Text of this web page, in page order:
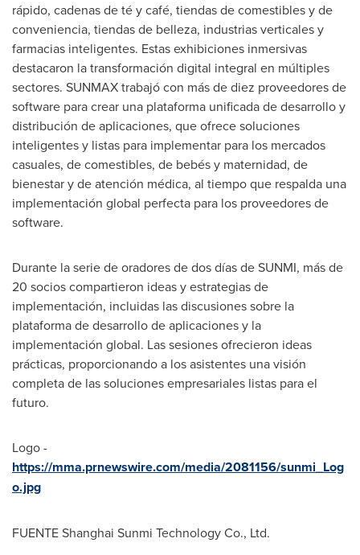
rápido, cadenas de té y café, tiendas de comestibles y de
conveniencia, tiendas de belleza, industrias verticales y
farmacias inteligentes. Estas exhibiciones inmersivas
destacaron la transformación digital integral en múltiples
sectores. SUNMAX trabajó con más de diez proveedores de
software para crear una plataforma unificada de desarrollo y
distribución de aplicaciones, que ofrece soluciones
inteligentes y listas para implementar para los mercados
casuales, de comestibles, de bebés y maternidad, de
bienestar y de atención médica, al tiempo que respalda una
implementación global perfecta para los proveedores de
software.
Durante laserie de oradores de dos días de SUNMI, más de
20 socios compartieron ideas y estrategias de
implementación, incluidas las discusiones sobre la
plataforma de desarrollo de aplicaciones y la
implementación global. Las sesiones ofrecieron ideas
prácticas, proporcionando a los asistentes una visión
completa de las soluciones empresariales listas para el
futuro.
Logo -
https://mma.prnewswire.com/media/2081156/sunmi_Log
o.jpg
FUENTE Shanghai Sunmi Technology Co., Ltd.